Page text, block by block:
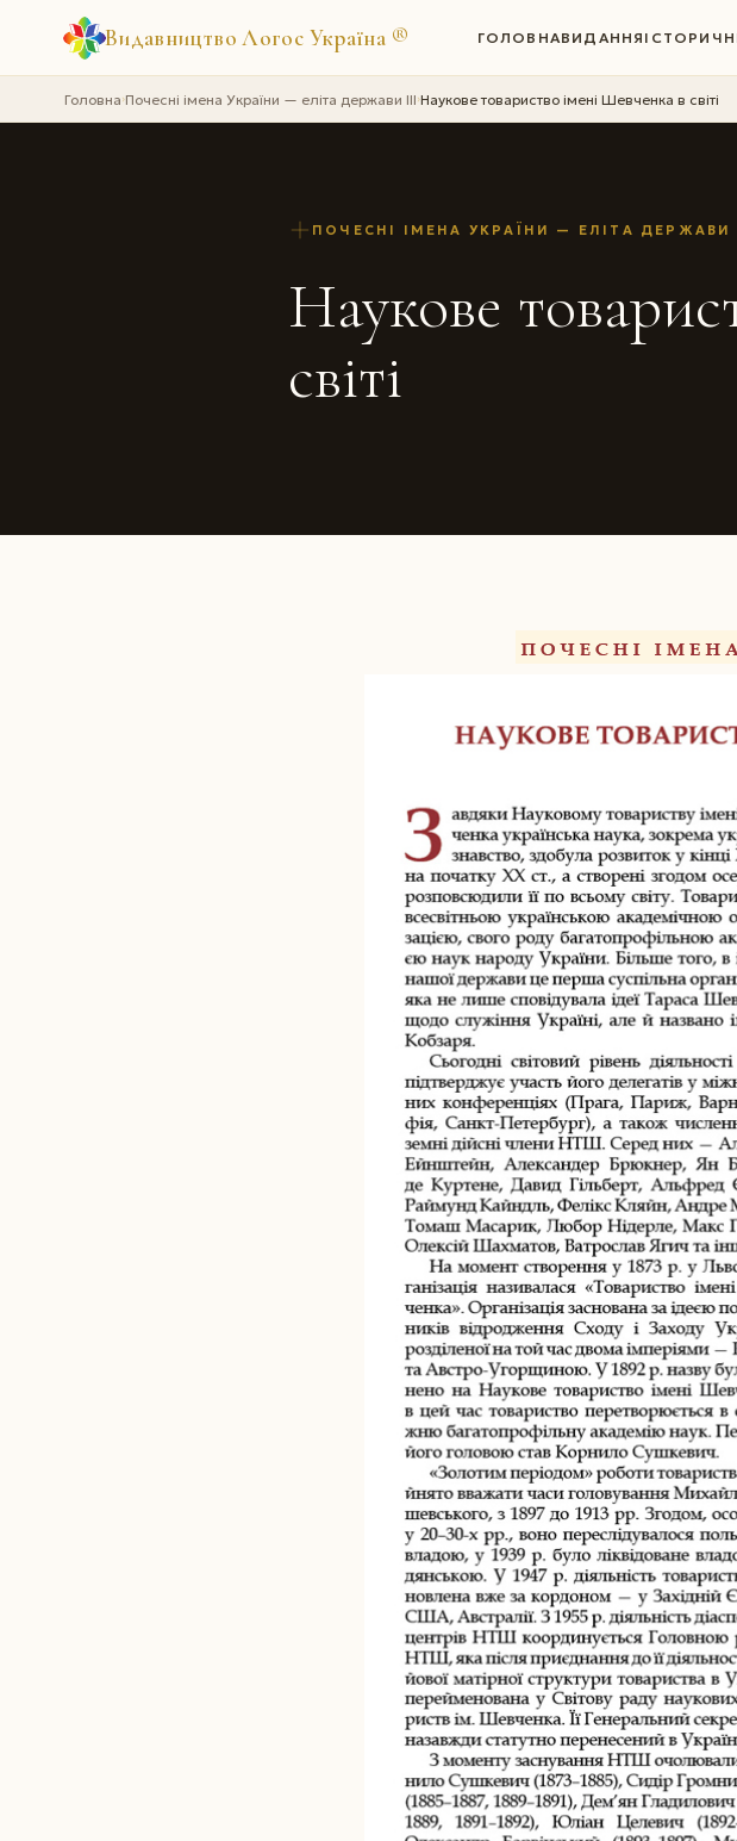
Видавництво Логос Україна ® ГОЛОВНАВИДАННЯ
Головна›Почесні імена України — еліта держави III›Наукове товариство імені Шевченка в світі
ПОЧЕСНІ ІМЕНА УКРАЇНИ — ЕЛІТА ДЕРЖАВИ
Наукове
світі